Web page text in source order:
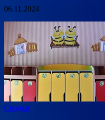
06.11.2024
Сводки